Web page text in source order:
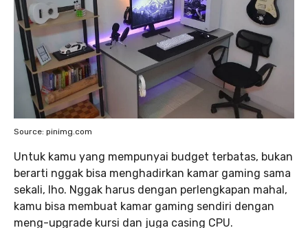
Source: pinimg.com
Untuk kamu yang mempunyai budget terbatas, bukan
berarti nggak bisa menghadirkan kamar gaming sama
sekali, lho. Nggak harus dengan perlengkapan mahal,
kamu bisa membuat kamar gaming sendiri dengan
meng-upgrade kursi dan juga casing CPU.